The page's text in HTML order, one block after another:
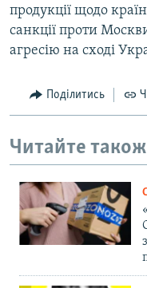
продукції щодо
санкції проти
агресію на сході
Поділитись
Читайте також